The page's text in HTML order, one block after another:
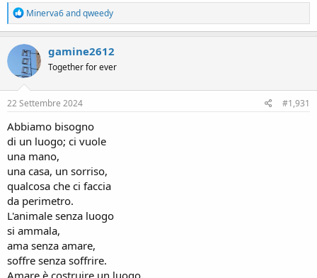
R
e
a
c
t
i
o
n
s
Minerva6andqweedy
gamine2612
Together for ever
22 Settembre 2024 #1,931
Abbiamo bisogno
di un luogo; ci vuole
una mano,
una casa, un sorriso,
qualcosa che ci faccia
da perimetro.
L'animale senza luogo
si ammala,
ama senza amare,
soffre senza soffrire.